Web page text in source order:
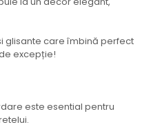
glisante care îmbină perfect
excepție!
este esential pentru